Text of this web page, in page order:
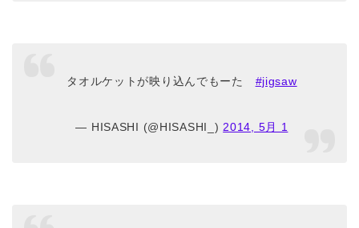
タオルケットが映り込んでもーた #jigsaw
— HISASHI (@HISASHI_) 2014, 5月 1